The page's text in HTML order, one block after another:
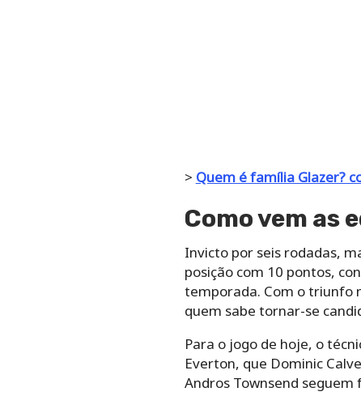
> Quem é família Glazer?
Como vem as
Invicto por seis rodadas,
posição com 10 pontos,
temporada. Com o triunfo
quem sabe tornar-se
Para o jogo de hoje, o
Everton, que Dominic
Andros Townsend seguem